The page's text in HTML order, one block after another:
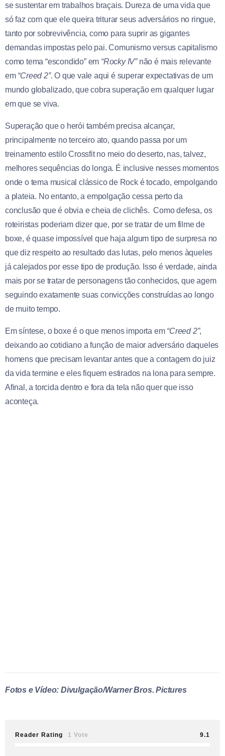
se sustentar em trabalhos braçais. Dureza de uma vida que
só faz com que ele queira triturar seus adversários no ringue,
tanto por sobrevivência, como para suprir as gigantes
demandas impostas pelo pai. Comunismo versus capitalismo
como tema “escondido” em “Rocky IV”não é mais relevante
em “Creed 2”. O que vale aqui é superar expectativas de um
mundo globalizado, que cobra superação em qualquer lugar
em que se viva.
Superação que o herói também precisa alcançar,
principalmente no terceiro ato, quando passa por um
treinamento estilo Crossfit no meio do deserto, nas, talvez,
melhores sequências do longa. É inclusive nesses momentos
onde o tema musical clássico de Rock é tocado, empolgando
a plateia. No entanto, a empolgação cessa perto da
conclusão que é obvia e cheia de clichês. Como defesa, os
roteiristas poderiam dizer que, por se tratar de um filme de
boxe, é quase impossível que haja algum tipo de surpresa no
que diz respeito ao resultado das lutas, pelo menos àqueles
já calejados por esse tipo de produção. Isso é verdade, ainda
mais por se tratar de personagens tão conhecidos, que agem
seguindo exatamente suas convicções construídas ao longo
de muito tempo.
Em síntese, o boxe é o que menos importa em “Creed 2”,
deixando ao cotidiano a função de maior adversário daqueles
homens que precisam levantar antes que a contagem do juiz
da vida termine e eles fiquem estirados na lona para sempre.
Afinal, a torcida dentro e fora da tela não quer que isso
aconteça.
Fotos e Vídeo: Divulgação/Warner Bros. Pictures
Reader Rating 1 Vote 9.1